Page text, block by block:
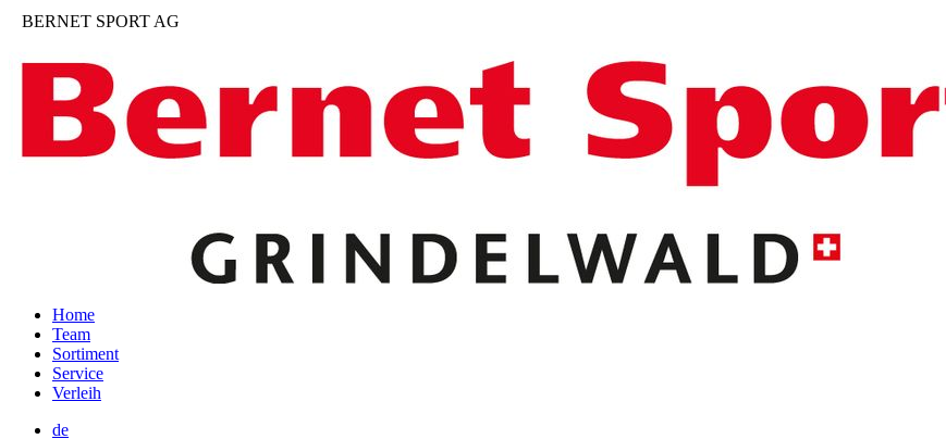
BERNET SPORT AG
Home
Team
Sortiment
Service
Verleih
de